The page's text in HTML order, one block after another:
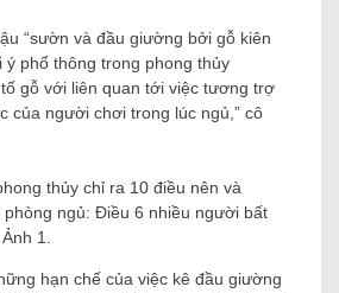
“sườn và đầu giường bởi gỗ kiên
ý phổ thông trong phong thủy
gỗ với liên quan tới việc tương trợ
của người chơi trong lúc ngủ,” cô
hạn chế của việc kê đầu giường